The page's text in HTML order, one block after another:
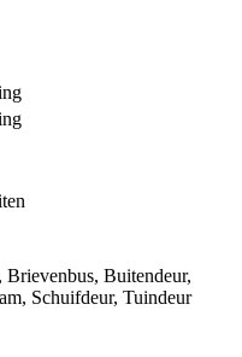
Brievenbus, Buitendeur,
, Schuifdeur, Tuindeur